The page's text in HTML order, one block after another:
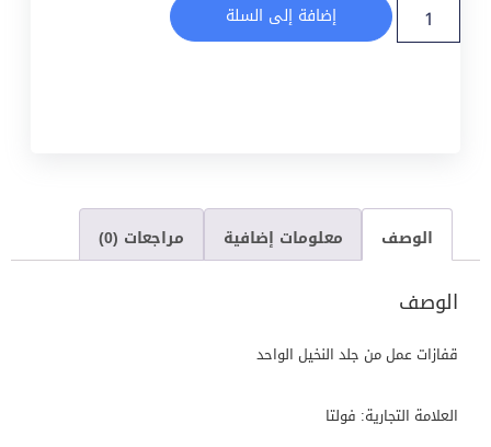
إضافة إلى السلة
الوصف معلومات إضافية مراجعات (0)
الوصف
قفازات عمل من جلد النخيل الواحد
العلامة التجارية: فولتا